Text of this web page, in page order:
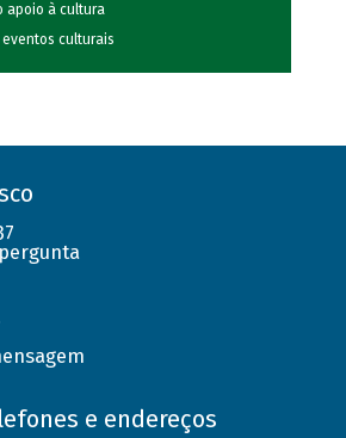
apoio à cultura
eventos culturais
e endereços